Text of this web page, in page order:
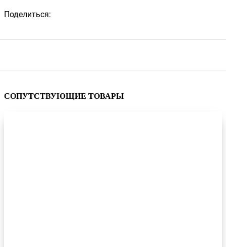
Поделиться:
СОПУТСТВУЮЩИЕ ТОВАРЫ